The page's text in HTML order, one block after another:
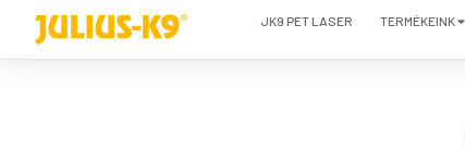
JK9 PET LASER TERMÉKEINK